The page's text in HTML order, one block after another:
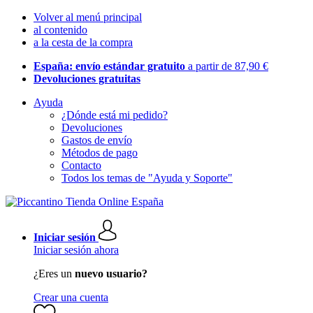
Volver al menú principal
al contenido
a la cesta de la compra
España: envío estándar gratuito a partir de 87,90 €
Devoluciones gratuitas
Ayuda
¿Dónde está mi pedido?
Devoluciones
Gastos de envío
Métodos de pago
Contacto
Todos los temas de "Ayuda y Soporte"
Iniciar sesión
Iniciar sesión ahora
¿Eres un nuevo usuario?
Crear una cuenta